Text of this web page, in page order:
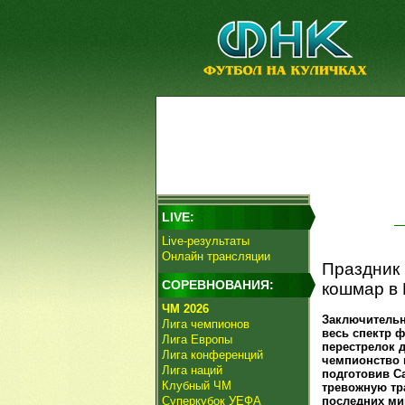
LIVE:
Live-результаты
Онлайн трансляции
СОРЕВНОВАНИЯ:
ЧМ 2026
Лига чемпионов
Лига Европы
Лига конференций
Лига наций
Клубный ЧМ
Суперкубок УЕФА
Праздник
кошмар в
весь спектр
перестрелок
чемпионство
подготовив
тревожную
последних